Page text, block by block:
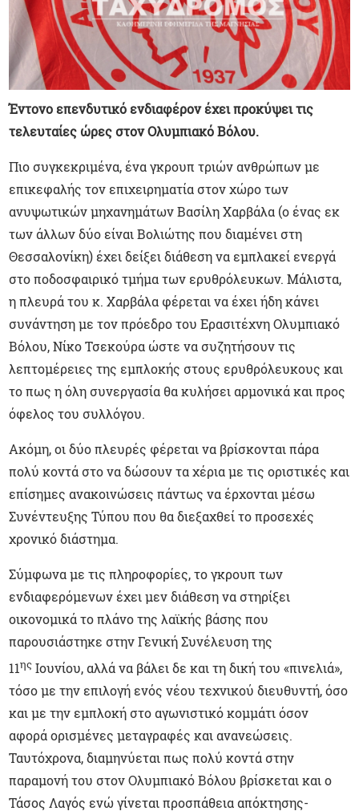
Έντονο επενδυτικό ενδιαφέρον έχει προκύψει τις
τελευταίες ώρες στον Ολυμπιακό Βόλου.
Πιο συγκεκριμένα, ένα γκρουπ τριών ανθρώπων με
επικεφαλής τον επιχειρηματία στον χώρο των
ανυψωτικών μηχανημάτων Βασίλη Χαρβάλα (ο ένας εκ
των άλλων δύο είναι Βολιώτης που διαμένει στη
Θεσσαλονίκη) έχει δείξει διάθεση να εμπλακεί ενεργά
στο ποδοσφαιρικό τμήμα των ερυθρόλευκων. Μάλιστα,
η πλευρά του κ. Χαρβάλα φέρεται να έχει ήδη κάνει
συνάντηση με τον πρόεδρο του Ερασιτέχνη Ολυμπιακό
Βόλου, Νίκο Τσεκούρα ώστε να συζητήσουν τις
λεπτομέρειες της εμπλοκής στους ερυθρόλευκους και
το πως η όλη συνεργασία θα κυλήσει αρμονικά και προς
όφελος του συλλόγου.
Ακόμη, οι δύο πλευρές φέρεται να βρίσκονται πάρα
πολύ κοντά στο να δώσουν τα χέρια με τις οριστικές και
επίσημες ανακοινώσεις πάντως να έρχονται μέσω
Συνέντευξης Τύπου που θα διεξαχθεί το προσεχές
χρονικό διάστημα.
Σύμφωνα με τις πληροφορίες, το γκρουπ των
ενδιαφερόμενων έχει μεν διάθεση να στηρίξει
οικονομικά το πλάνο της λαϊκής βάσης που
παρουσιάστηκε στην Γενική Συνέλευση της
11ης Ιουνίου, αλλά να βάλει δε και τη δική του «πινελιά»,
τόσο με την επιλογή ενός νέου τεχνικού διευθυντή, όσο
και με την εμπλοκή στο αγωνιστικό κομμάτι όσον
αφορά ορισμένες μεταγραφές και ανανεώσεις.
Ταυτόχρονα, διαμηνύεται πως πολύ κοντά στην
παραμονή του στον Ολυμπιακό Βόλου βρίσκεται και ο
Τάσος Λαγός ενώ γίνεται προσπάθεια απόκτησης-